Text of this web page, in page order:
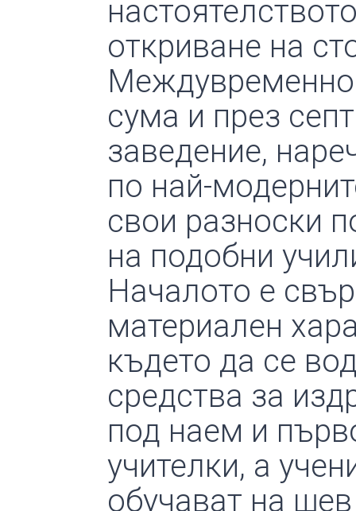
откриване на
Междувременно
сума и през
заведение,
по най-
свои разноски
на подобни
Началото е
материален
където да се
средства за
под наем и
учителки, а
обучават на